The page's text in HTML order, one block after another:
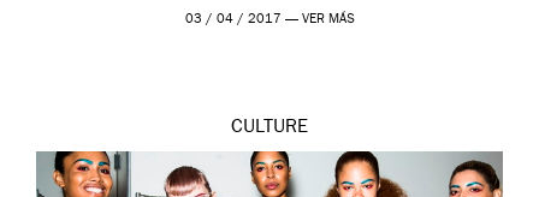
03 / 04 / 2017 — VER MÁS
CULTURE